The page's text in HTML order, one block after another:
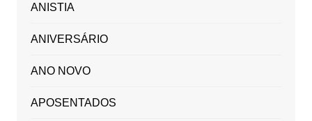
ANISTIA
ANIVERSÁRIO
ANO NOVO
APOSENTADOS